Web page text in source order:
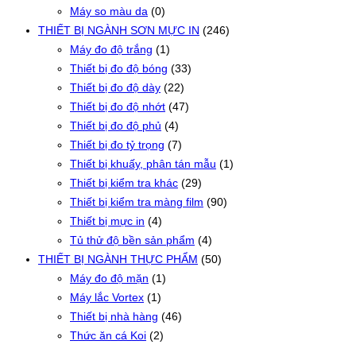
Máy so màu da (0)
THIẾT BỊ NGÀNH SƠN MỰC IN (246)
Máy đo độ trắng (1)
Thiết bị đo độ bóng (33)
Thiết bị đo độ dày (22)
Thiết bị đo độ nhớt (47)
Thiết bị đo độ phủ (4)
Thiết bị đo tỷ trọng (7)
Thiết bị khuấy, phân tán mẫu (1)
Thiết bị kiểm tra khác (29)
Thiết bị kiểm tra màng film (90)
Thiết bị mực in (4)
Tủ thử độ bền sản phẩm (4)
THIẾT BỊ NGÀNH THỰC PHẨM (50)
Máy đo độ mặn (1)
Máy lắc Vortex (1)
Thiết bị nhà hàng (46)
Thức ăn cá Koi (2)